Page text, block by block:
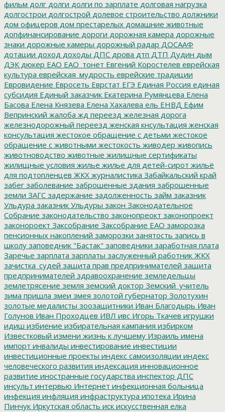
фильм долг долги долги по зарплате долговая нагрузка
долгострои долгострой долевое строительство должники
дом офицеров дом престарелых домашние животные
допфинансирование дороги дорожная камера дорожные
знаки дорожные камеры дорожный радар ДОСААФ
дотации доход доходы ДПС дрова дтп ДТП Дудин дым
ДЭК дюкер ЕАО ЕАО_тонет Евгений Коростелев еврейская
культура еврейская_мудрость еврейские традиции
Евровидение Евросеть Еврстат ЕГЭ Единая Россия единая
субсидия Единый заказчик Екатерина Румянцева Елена
Басова Елена Князева Елена Хахалева ель ЕНВД Ефим
Вепринский жалоба жд переезд железная дорога
железнодорожный переезд женская кнсультация женская
консультация жестокое обращение с детьми жестокое
обращение с животными жестокость живодер живопись
животноводство животные жилищные сертификаты
жилищные условия жилье жилье для детей-сирот жильё
для подтопленцев ЖКХ журналистика Забайкальский край
забег заболевание заброшенные здания заброшенные
земли ЗАГС задержание задолженность займ заказник
Ульдура заказник Ульдуры закон Законодательное
Собрание законодательство законопреокт законопроект
законороект Заксобрание Заксобрание ЕАО заморозка
пенсионных накоплений заморозки занятость запись в
школу заповедник "Бастак" заповедники заработная плата
Заречье зарплата зарплаты заслуженный работник ЖКХ
зачистка_судей защита прав предпринимателей защита
предпринимателей здравоохранение земледельцы
землетрясение земля земский доктор Земский_учитель
зима пришла змеи змея золотой губернатор Золотухин
золотые медалисты зоозащитники Иван Благодырь Иван
Голунов Иван Проходцев ИВЛ ивс Игорь Ткачев игрушки
идиш избиение избирательная кампания избирком
Известковый измени жизнь к лучшему Израиль имена
импорт инвалиды инвестирование инвестиции
инвестиционные проекты индекс самоизоляции индекс
человеческого развития индексация инновационное
развитие иностранные государства инспектор ДПС
инсульт интервью Интернет инфекционная больница
инфекция инфляция инфраструктура ипотека Ирина
Пинчук Иркутская область иск искусственная елка